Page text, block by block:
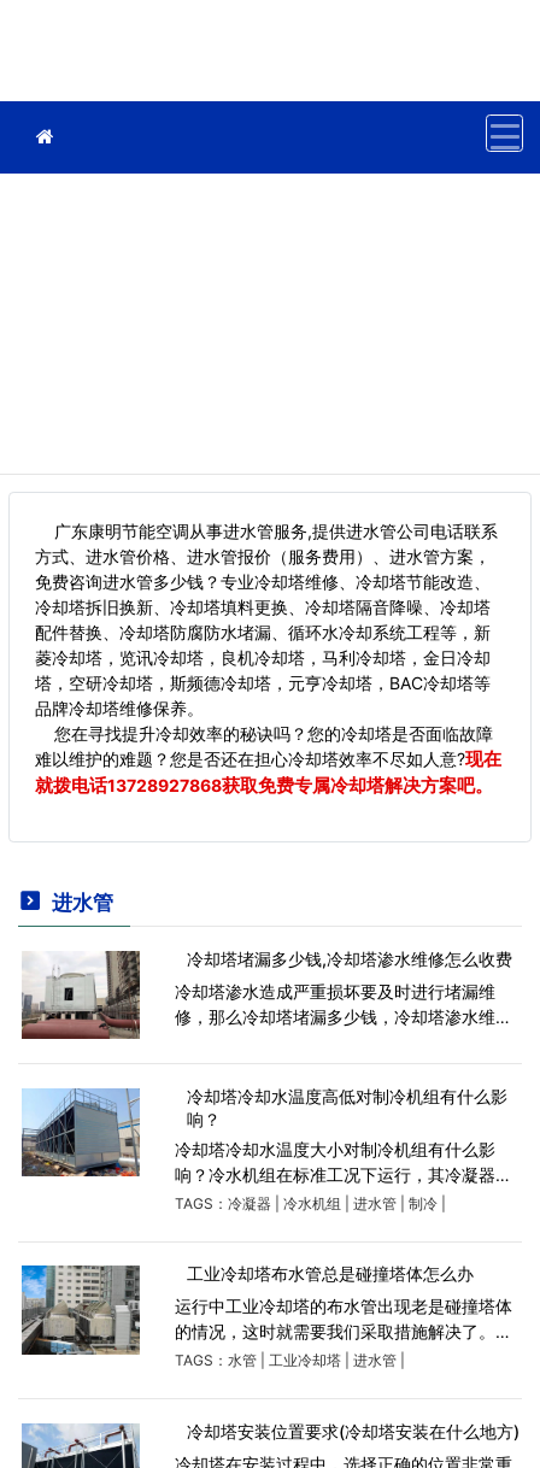
广东康明节能空调从事进水管服务,提供进水管公司电话联系
方式、进水管价格、进水管报价（服务费用）、进水管方案，
免费咨询进水管多少钱？专业冷却塔维修、冷却塔节能改造、
冷却塔拆旧换新、冷却塔填料更换、冷却塔隔音降噪、冷却塔
配件替换、冷却塔防腐防水堵漏、循环水冷却系统工程等，新
菱冷却塔，览讯冷却塔，良机冷却塔，马利冷却塔，金日冷却
塔，空研冷却塔，斯频德冷却塔，元亨冷却塔，BAC冷却塔等
品牌冷却塔维修保养。
您在寻找提升冷却效率的秘诀吗？您的冷却塔是否面临故障
难以维护的难题？您是否还在担心冷却塔效率不尽如人意?现在
就拨电话13728927868获取免费专属冷却塔解决方案吧。
进水管
冷却塔堵漏多少钱,冷却塔渗水维修怎么收费
冷却塔渗水造成严重损坏要及时进行堵漏维
修，那么冷却塔堵漏多少钱，冷却塔渗水维修
为大家带来了冷却塔渗水维修的收费方式以及
冷却塔堵漏的最
冷却塔冷却水温度高低对制冷机组有什么影
响？
冷却塔冷却水温度大小对制冷机组有什么影
响？冷水机组在标准工况下运行，其冷凝器回
水温度为30℃，出温度为35℃，冷水机组冷
TAGS： 冷凝器| 冷水机组 进水管| 制冷|
工业冷却塔布水管总是碰撞塔体怎么办
运行中工业冷却塔的布水管出现老是碰撞塔体
的情况，这时就需要我们采取措施解决了。因
为如果冷却塔的布水管来碰撞塔体的话，不仅
TAGS： 水管| 工业冷却塔| 进水管|
冷却塔安装位置要求(冷却塔安装在什么地方)
冷却塔在安装过程中，选择正确的位置非常重